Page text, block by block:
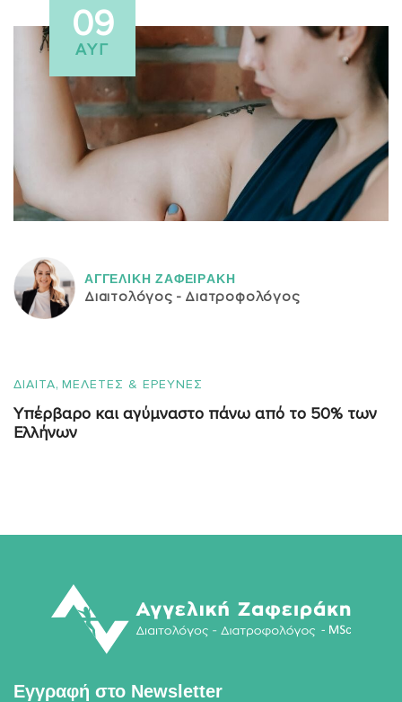
ΑΓΓΕΛΙΚH ΖΑΦΕΙΡAΚΗ
Διαιτολόγος - Διατροφολόγος
09
ΑΥΓ
ΔΙΑΙΤΑ, ΜΕΛΕΤΕΣ & ΕΡΕΥΝΕΣ
Υπέρβαρο και αγύμναστο πάνω από το 50% των
Ελλήνων
Εγγραφή στο Newsletter